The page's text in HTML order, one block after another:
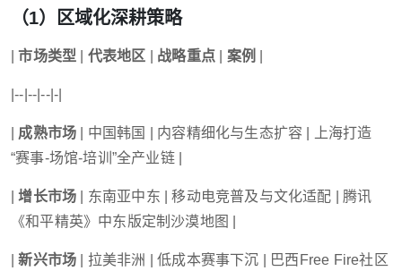
（1）区域化深耕策略
|市场类型 代表地区 战略重点 案例
|--|--|--|-|
成熟市场 | 中国韩国 | 内容精细化与生态扩容 | 上海打造
“赛事-场馆-培训”全产业链 |
|增长市场 | 东南亚中东 | 移动电竞普及与文化适配 | 腾讯
《和平精英》中东版定制沙漠地图 |
|新兴市场 | 拉美非洲 | 低成本赛事下沉 | 巴西Free Fire社区